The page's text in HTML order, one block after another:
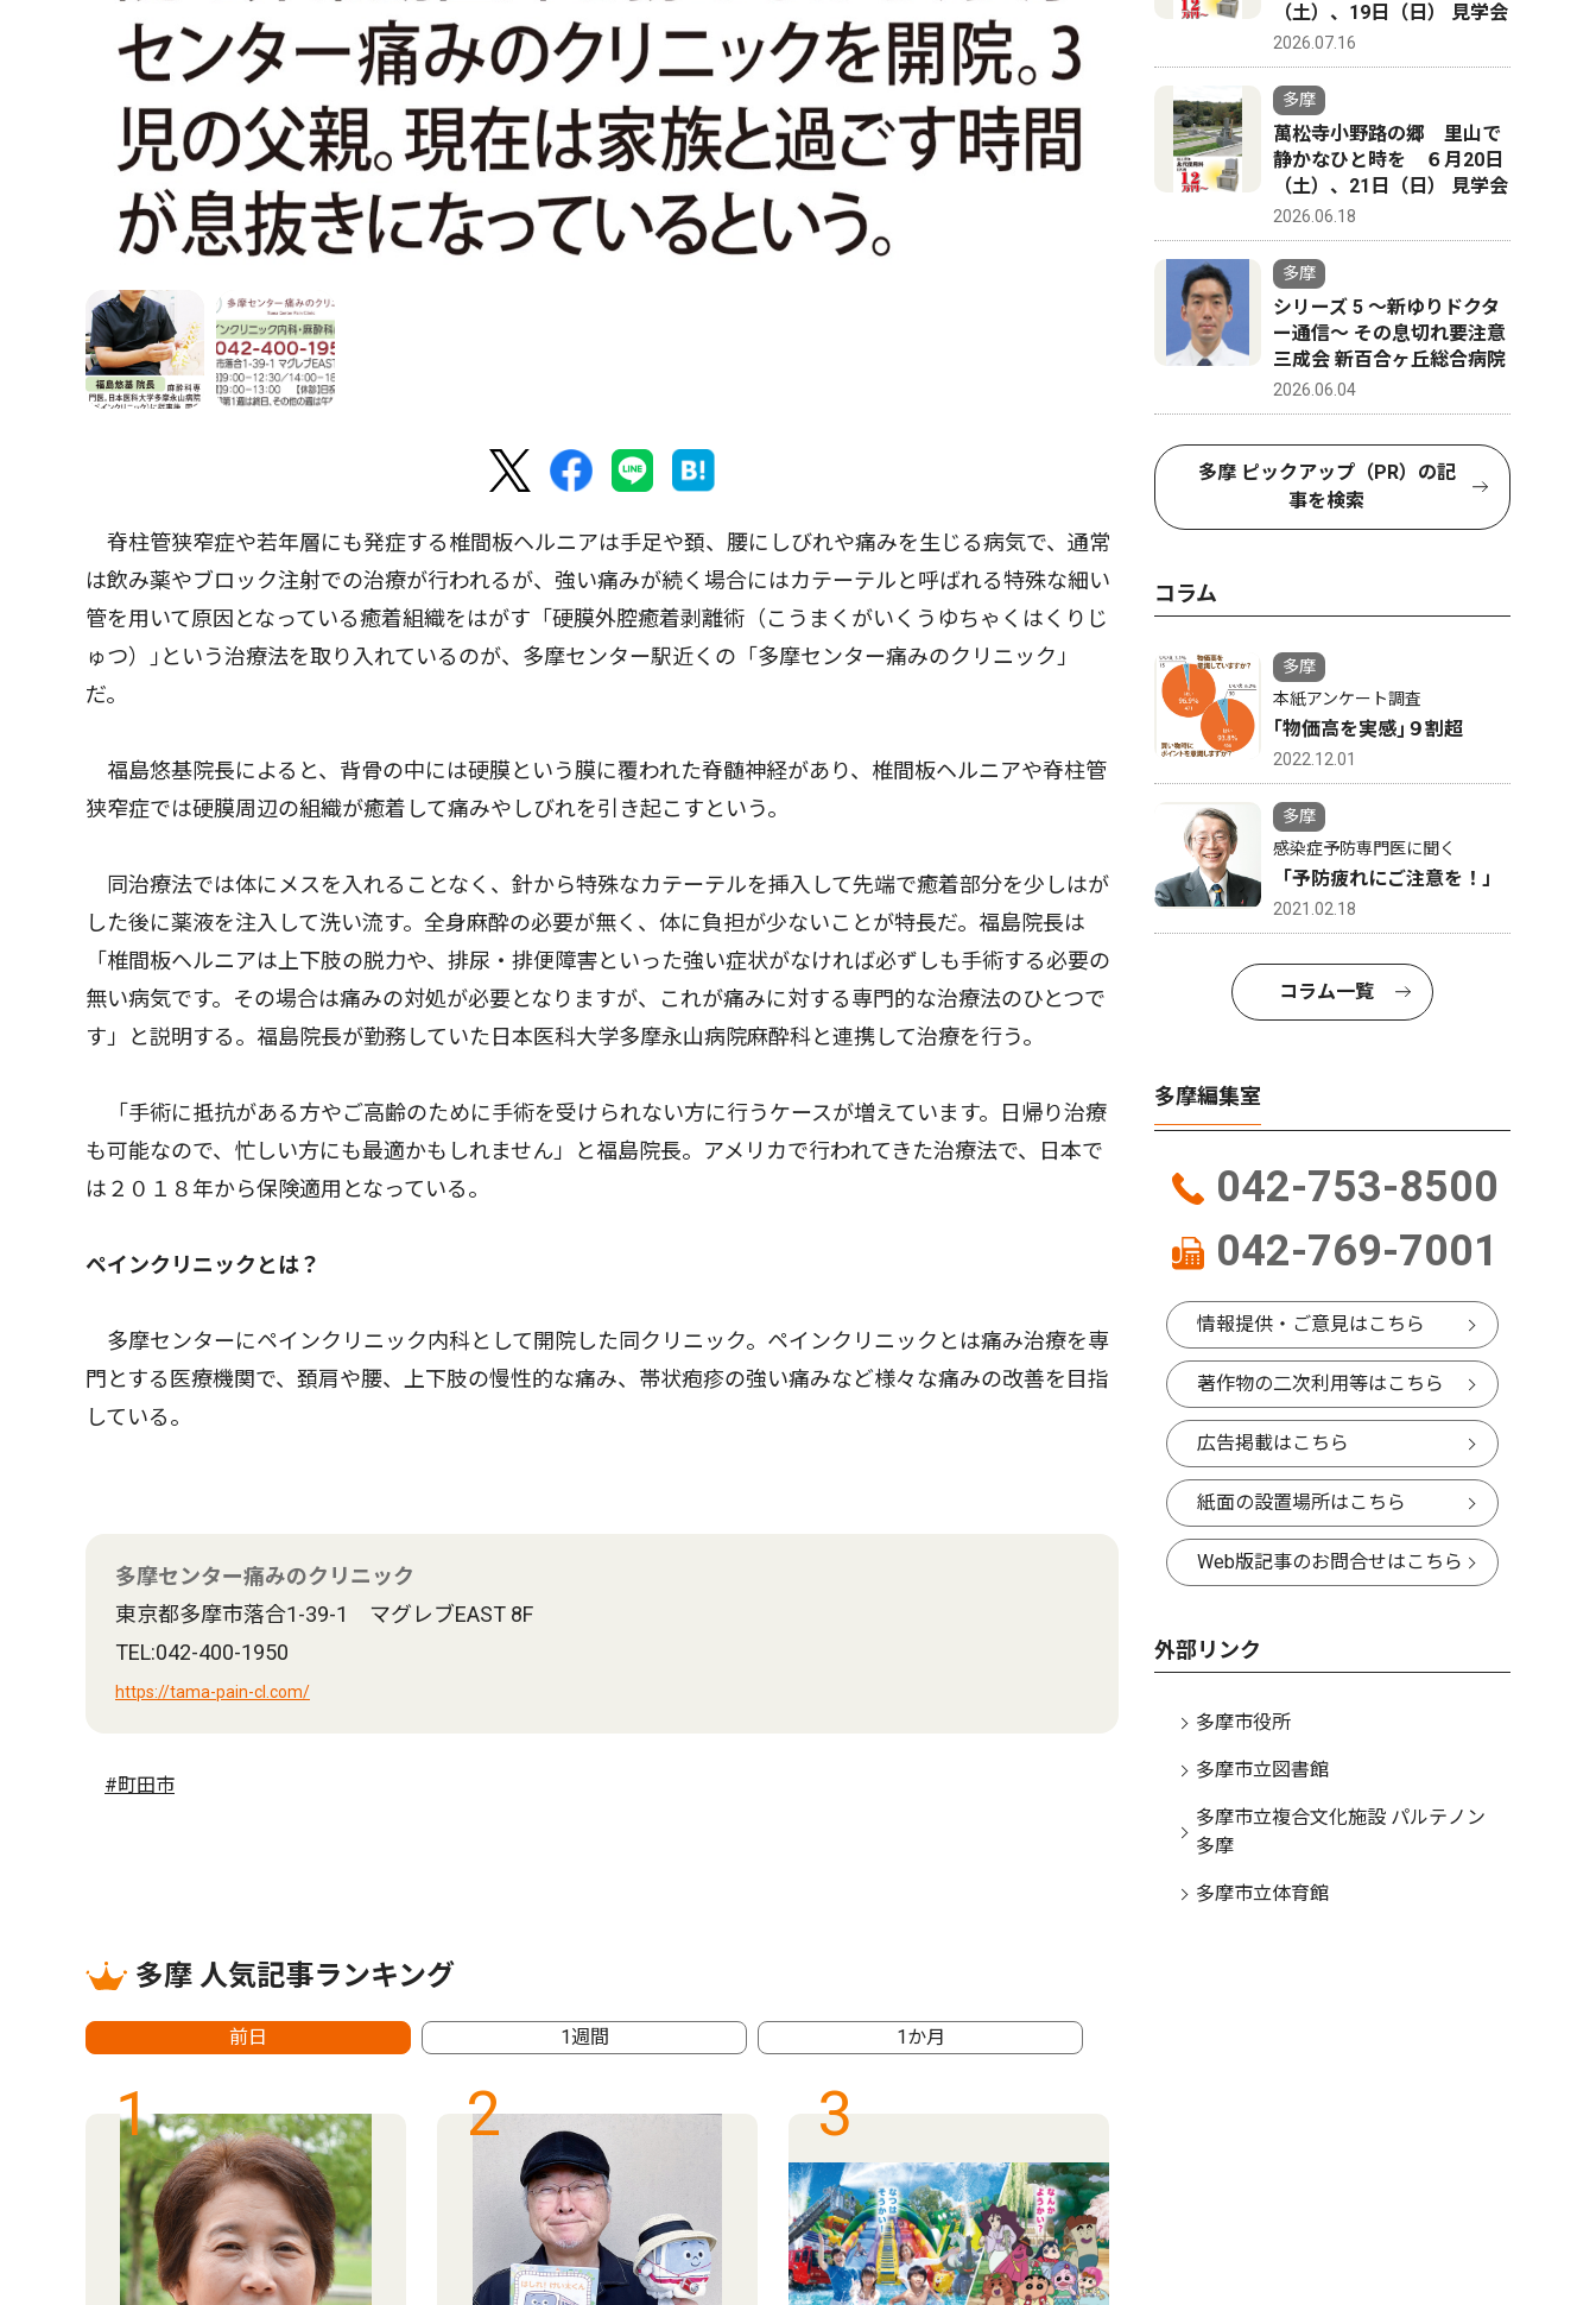
脊柱管狭窄症や若年層にも発症する椎間板ヘルニアは手足や頚、腰にしびれや痛みを生じる病気で、通常
は飲み薬やブロック注射での治療が行われるが、強い痛みが続く場合にはカテーテルと呼ばれる特殊な細い
管を用いて原因となっている癒着組織をはがす「硬膜外腔癒着剥離術（こうまくがいくうゆちゃくはくりじ
ゅつ）｣という治療法を取り入れているのが、多摩センター駅近くの「多摩センター痛みのクリニック」
だ。
福島悠基院長によると、背骨の中には硬膜という膜に覆われた脊髄神経があり、椎間板ヘルニアや脊柱管
狭窄症では硬膜周辺の組織が癒着して痛みやしびれを引き起こすという。
同治療法では体にメスを入れることなく、針から特殊なカテーテルを挿入して先端で癒着部分を少しはが
した後に薬液を注入して洗い流す。全身麻酔の必要が無く、体に負担が少ないことが特長だ。福島院長は
「椎間板ヘルニアは上下肢の脱力や、排尿・排便障害といった強い症状がなければ必ずしも手術する必要の
無い病気です。その場合は痛みの対処が必要となりますが、これが痛みに対する専門的な治療法のひとつで
す」と説明する。福島院長が勤務していた日本医科大学多摩永山病院麻酔科と連携して治療を行う。
「手術に抵抗がある方やご高齢のために手術を受けられない方に行うケースが増えています。日帰り治療
も可能なので、忙しい方にも最適かもしれません」と福島院長。アメリカで行われてきた治療法で、日本で
は２０１８年から保険適用となっている。
ペインクリニックとは？
多摩センターにペインクリニック内科として開院した同クリニック。ペインクリニックとは痛み治療を専
門とする医療機関で、頚肩や腰、上下肢の慢性的な痛み、帯状疱疹の強い痛みなど様々な痛みの改善を目指
している。
多摩センター痛みのクリニック
東京都多摩市落合1-39-1 マグレブEAST 8F
TEL:042-400-1950
https://tama-pain-cl.com/
#町田市
多摩 人気記事ランキング
前日 1週間 1か月
1 2 3
（土）、19日（日） 見学会
2026.07.16
多摩
萬松寺小野路の郷 里山で
静かなひと時を ６月20日
（土）、21日（日） 見学会
2026.06.18
多摩
シリーズ 5 〜新ゆりドクタ
ー通信〜 その息切れ要注意
三成会 新百合ヶ丘総合病院
2026.06.04
多摩 ピックアップ（PR）の記
事を検索
コラム
多摩
本紙アンケート調査
｢物価高を実感｣９割超
2022.12.01
多摩
感染症予防専門医に聞く
「予防疲れにご注意を！」
2021.02.18
コラム一覧
多摩編集室
042-753-8500
042-769-7001
情報提供・ご意見はこちら
著作物の二次利用等はこちら
広告掲載はこちら
紙面の設置場所はこちら
Web版記事のお問合せはこちら
外部リンク
多摩市役所
多摩市立図書館
多摩市立複合文化施設 パルテノン
多摩
多摩市立体育館